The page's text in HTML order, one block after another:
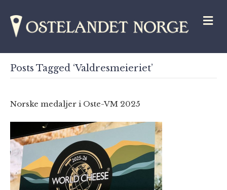
Posts Tagged ‘Valdresmeieriet’
Norske medaljer i Oste-VM 2025